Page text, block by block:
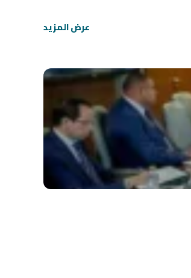
عرض المزيد